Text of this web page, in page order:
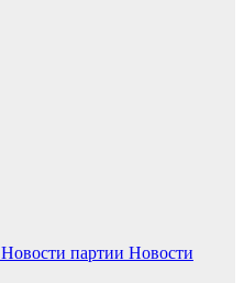
Новости партии Новости